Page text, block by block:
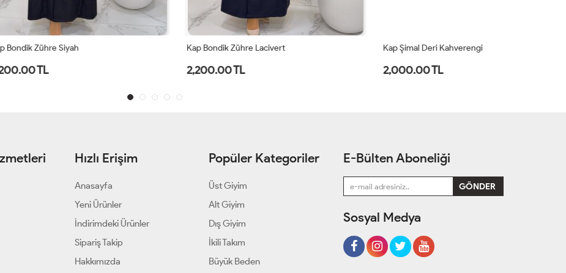
Zühre Siyah
TL
Kap Bondik Zühre Lacivert
2,200.00 TL
Kap Şimal Deri Kahverengi
2,000.00 TL
Hızlı Erişim
Anasayfa
Yeni Ürünler
İndirimdeki Ürünler
Sipariş Takip
Hakkımızda
Popüler Kategoriler
Üst Giyim
Alt Giyim
Dış Giyim
İkili Takım
Büyük Beden
E-Bülten Aboneliği
Sosyal Medya